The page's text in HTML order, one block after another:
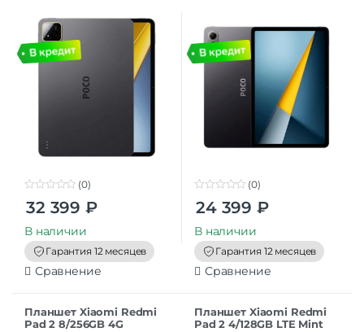
o
t
o
f
5
(0)
32 399 ₽
В наличии
Гарантия 12 месяцев
Сравнение
o
t
o
f
5
(0)
24 399 ₽
В наличии
Гарантия 12 месяцев
Сравнение
Планшет Xiaomi Redmi
Pad 2 8/256GB 4G
Планшет Xiaomi Redmi
Pad 2 4/128GB LTE Mint